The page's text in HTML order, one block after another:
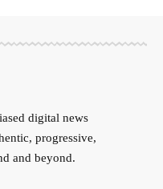
digital news
progressive,
and beyond.